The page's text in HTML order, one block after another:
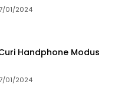
01/2024
Handphone Modus
01/2024